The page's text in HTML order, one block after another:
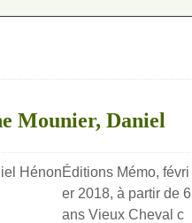
Mounier, Daniel
Éditions Mémo, févri
er 2018, à partir de 6
ans Vieux Cheval c